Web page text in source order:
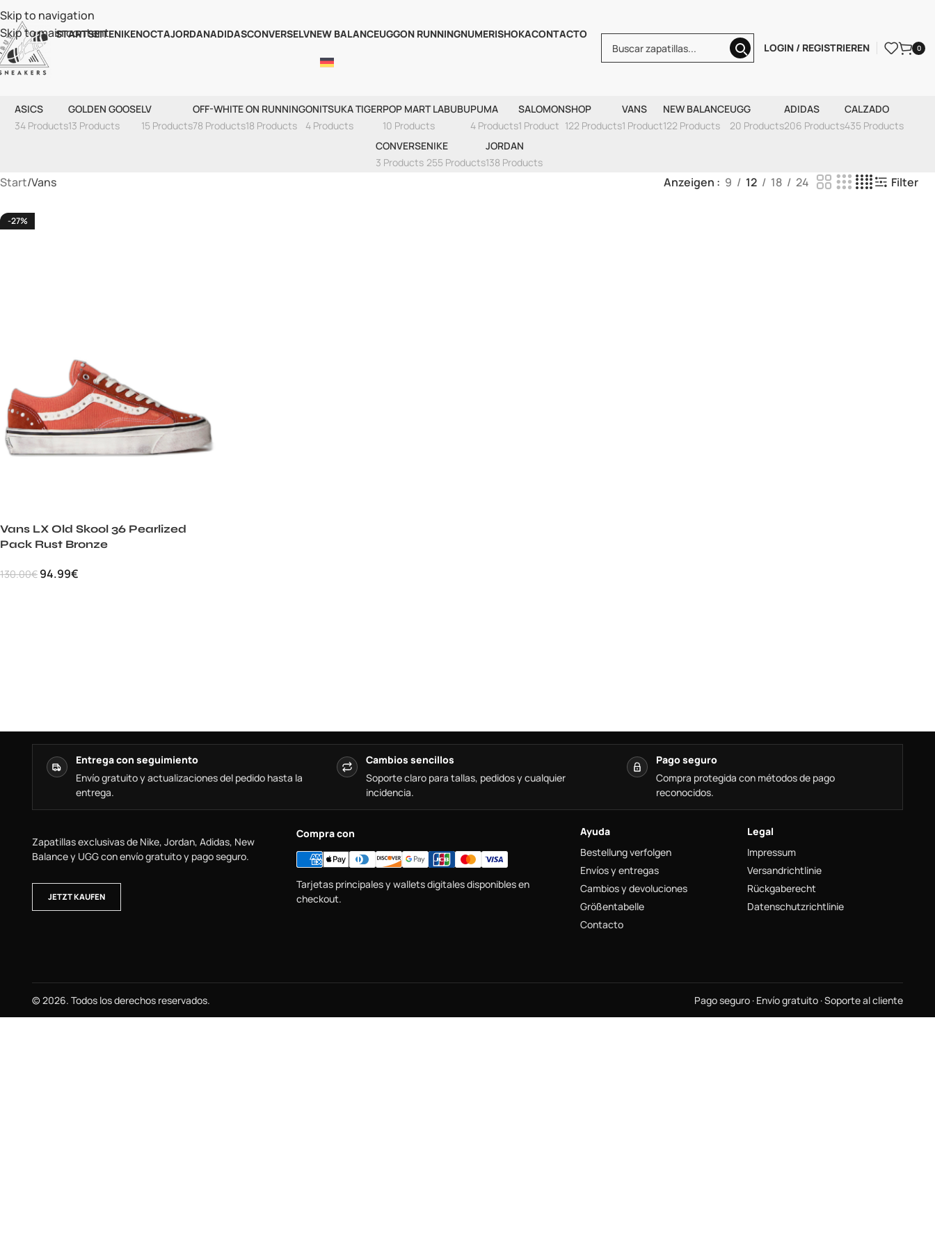
Skip to navigation
Skip to main content
STARTSEITENIKENOCTAJORDANADIDASCONVERSELVNEW BALANCEUGGON RUNNINGNUMERISHOKACONTACTO
LOGIN / REGISTRIEREN
0
ASICS
34 Products
GOLDEN GOOSE
13 Products
LV
15 Products
OFF-WHITE
78 Products
ON RUNNING
18 Products
ONITSUKA TIGER
4 Products
POP MART LABUBU
10 Products
PUMA
4 Products
SALOMON
1 Product
SHOP
122 Products
VANS
1 Product
NEW BALANCE
122 Products
UGG
20 Products
ADIDAS
206 Products
CALZADO
435 Products
CONVERSE
3 Products
NIKE
255 Products
JORDAN
138 Products
Start Vans Anzeigen 9 12 18 24 Filter
-27%
Vans LX Old Skool 36 Pearlized
Pack Rust Bronze
130.00€ 94.99€
Entrega con seguimiento
Envío gratuito y actualizaciones del pedido hasta la
entrega.
Cambios sencillos
Soporte claro para tallas, pedidos y cualquier
incidencia.
Pago seguro
Compra protegida con métodos de pago
reconocidos.
Zapatillas exclusivas de Nike, Jordan, Adidas, New
Balance y UGG con envío gratuito y pago seguro.
JETZT KAUFEN
Compra con
Tarjetas principales y wallets digitales disponibles en
checkout.
Ayuda
Bestellung verfolgen
Envíos y entregas
Cambios y devoluciones
Größentabelle
Contacto
Legal
Impressum
Versandrichtlinie
Rückgaberecht
Datenschutzrichtlinie
© 2026. Todos los derechos reservados. Pago seguro · Envío gratuito · Soporte al cliente